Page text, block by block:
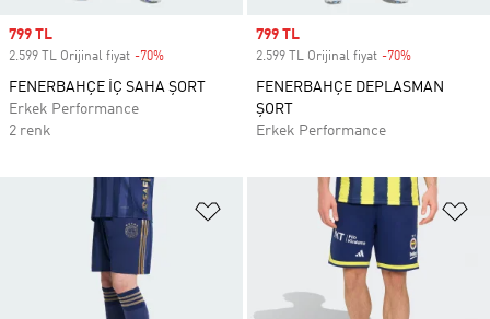
Sale price
799 TL
2.599 TL Orijinal fiyat -70%
FENERBAHÇE İÇ SAHA ŞORT
Erkek Performance
2 renk
Sale price
799 TL
2.599 TL Orijinal fiyat -70%
FENERBAHÇE DEPLASMAN
ŞORT
Erkek Performance
Favori Listesine Ekle